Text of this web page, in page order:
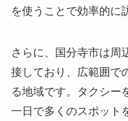
を使うことで効率的に
さらに、国分寺市は周
接しており、広範囲で
る地域です。タクシー
一日で多くのスポット